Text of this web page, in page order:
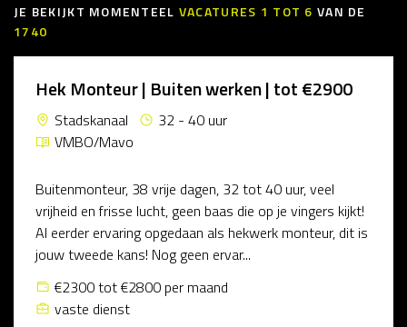
JE BEKIJKT MOMENTEEL VACATURES 1 TOT 6 VAN DE
1740
Hek Monteur | Buiten werken | tot €2900
Stadskanaal
32 - 40 uur
VMBO/Mavo
Buitenmonteur, 38 vrije dagen, 32 tot 40 uur, veel
vrijheid en frisse lucht, geen baas die op je vingers kijkt!
Al eerder ervaring opgedaan als hekwerk monteur, dit is
jouw tweede kans! Nog geen ervar...
€2300 tot €2800 per maand
vaste dienst